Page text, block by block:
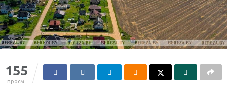
155
просм.